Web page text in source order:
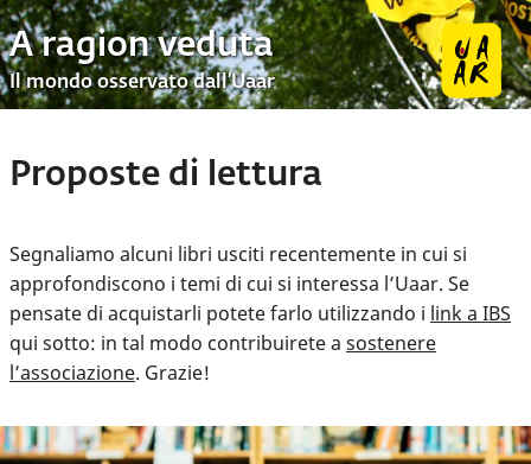
A ragion veduta
Il mondo osservato dall’Uaar
Proposte di lettura
Segnaliamo alcuni libri usciti recentemente in cui si
approfondiscono i temi di cui si interessa l’Uaar. Se
pensate di acquistarli potete farlo utilizzando i link a IBS
qui sotto: in tal modo contribuirete a sostenere
l’associazione. Grazie!